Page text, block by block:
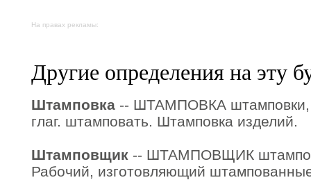
На правах рекламы:
Другие определения на эту
Штамповка -- ШТАМПОВКА штамповки,
глаг. штамповать. Штамповка изделий.
Штамповщик -- ШТАМПОВЩИК
Рабочий, изготовляющий